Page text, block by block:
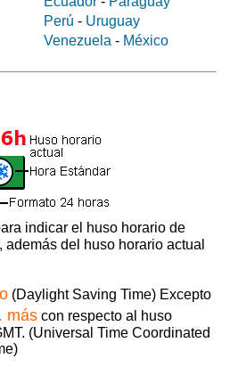
Perú - Uruguay
Venezuela - México
indicar el huso horario de
del huso horario actual
(Daylight Saving Time) Excepto
más con respecto al huso
(Universal Time Coordinated